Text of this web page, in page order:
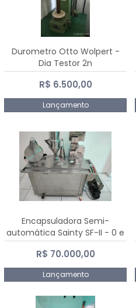
Durometro Otto Wolpert -
Dia Testor 2n
R$ 6.500,00
Lançamento
Encapsuladora Semi-
automática Sainty SF-II - 0 e
00
R$ 70.000,00
Lançamento